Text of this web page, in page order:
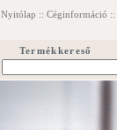
Nyitólap :: Céginformáció ::
Termékkereső